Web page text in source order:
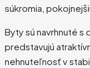
súkromia,
Byty sú navrhnuté s
predstavujú
nehnuteľnosť v